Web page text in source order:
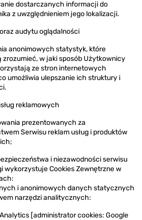
dostarczanych informacji do
z uwzględnieniem jego lokalizacji.
audytu oglądalności
anonimowych statystyk, które
zrozumieć, w jaki sposób Użytkownicy
ze stron internetowych
umożliwia ulepszanie ich struktury i
reklamowych
prezentowanych za
Serwisu reklam usług i produktów
i niezawodności serwisu
wykorzystuje Cookies Zewnętrzne w
i anonimowych danych statycznych
narzędzi analitycznych:
[administrator cookies: Google